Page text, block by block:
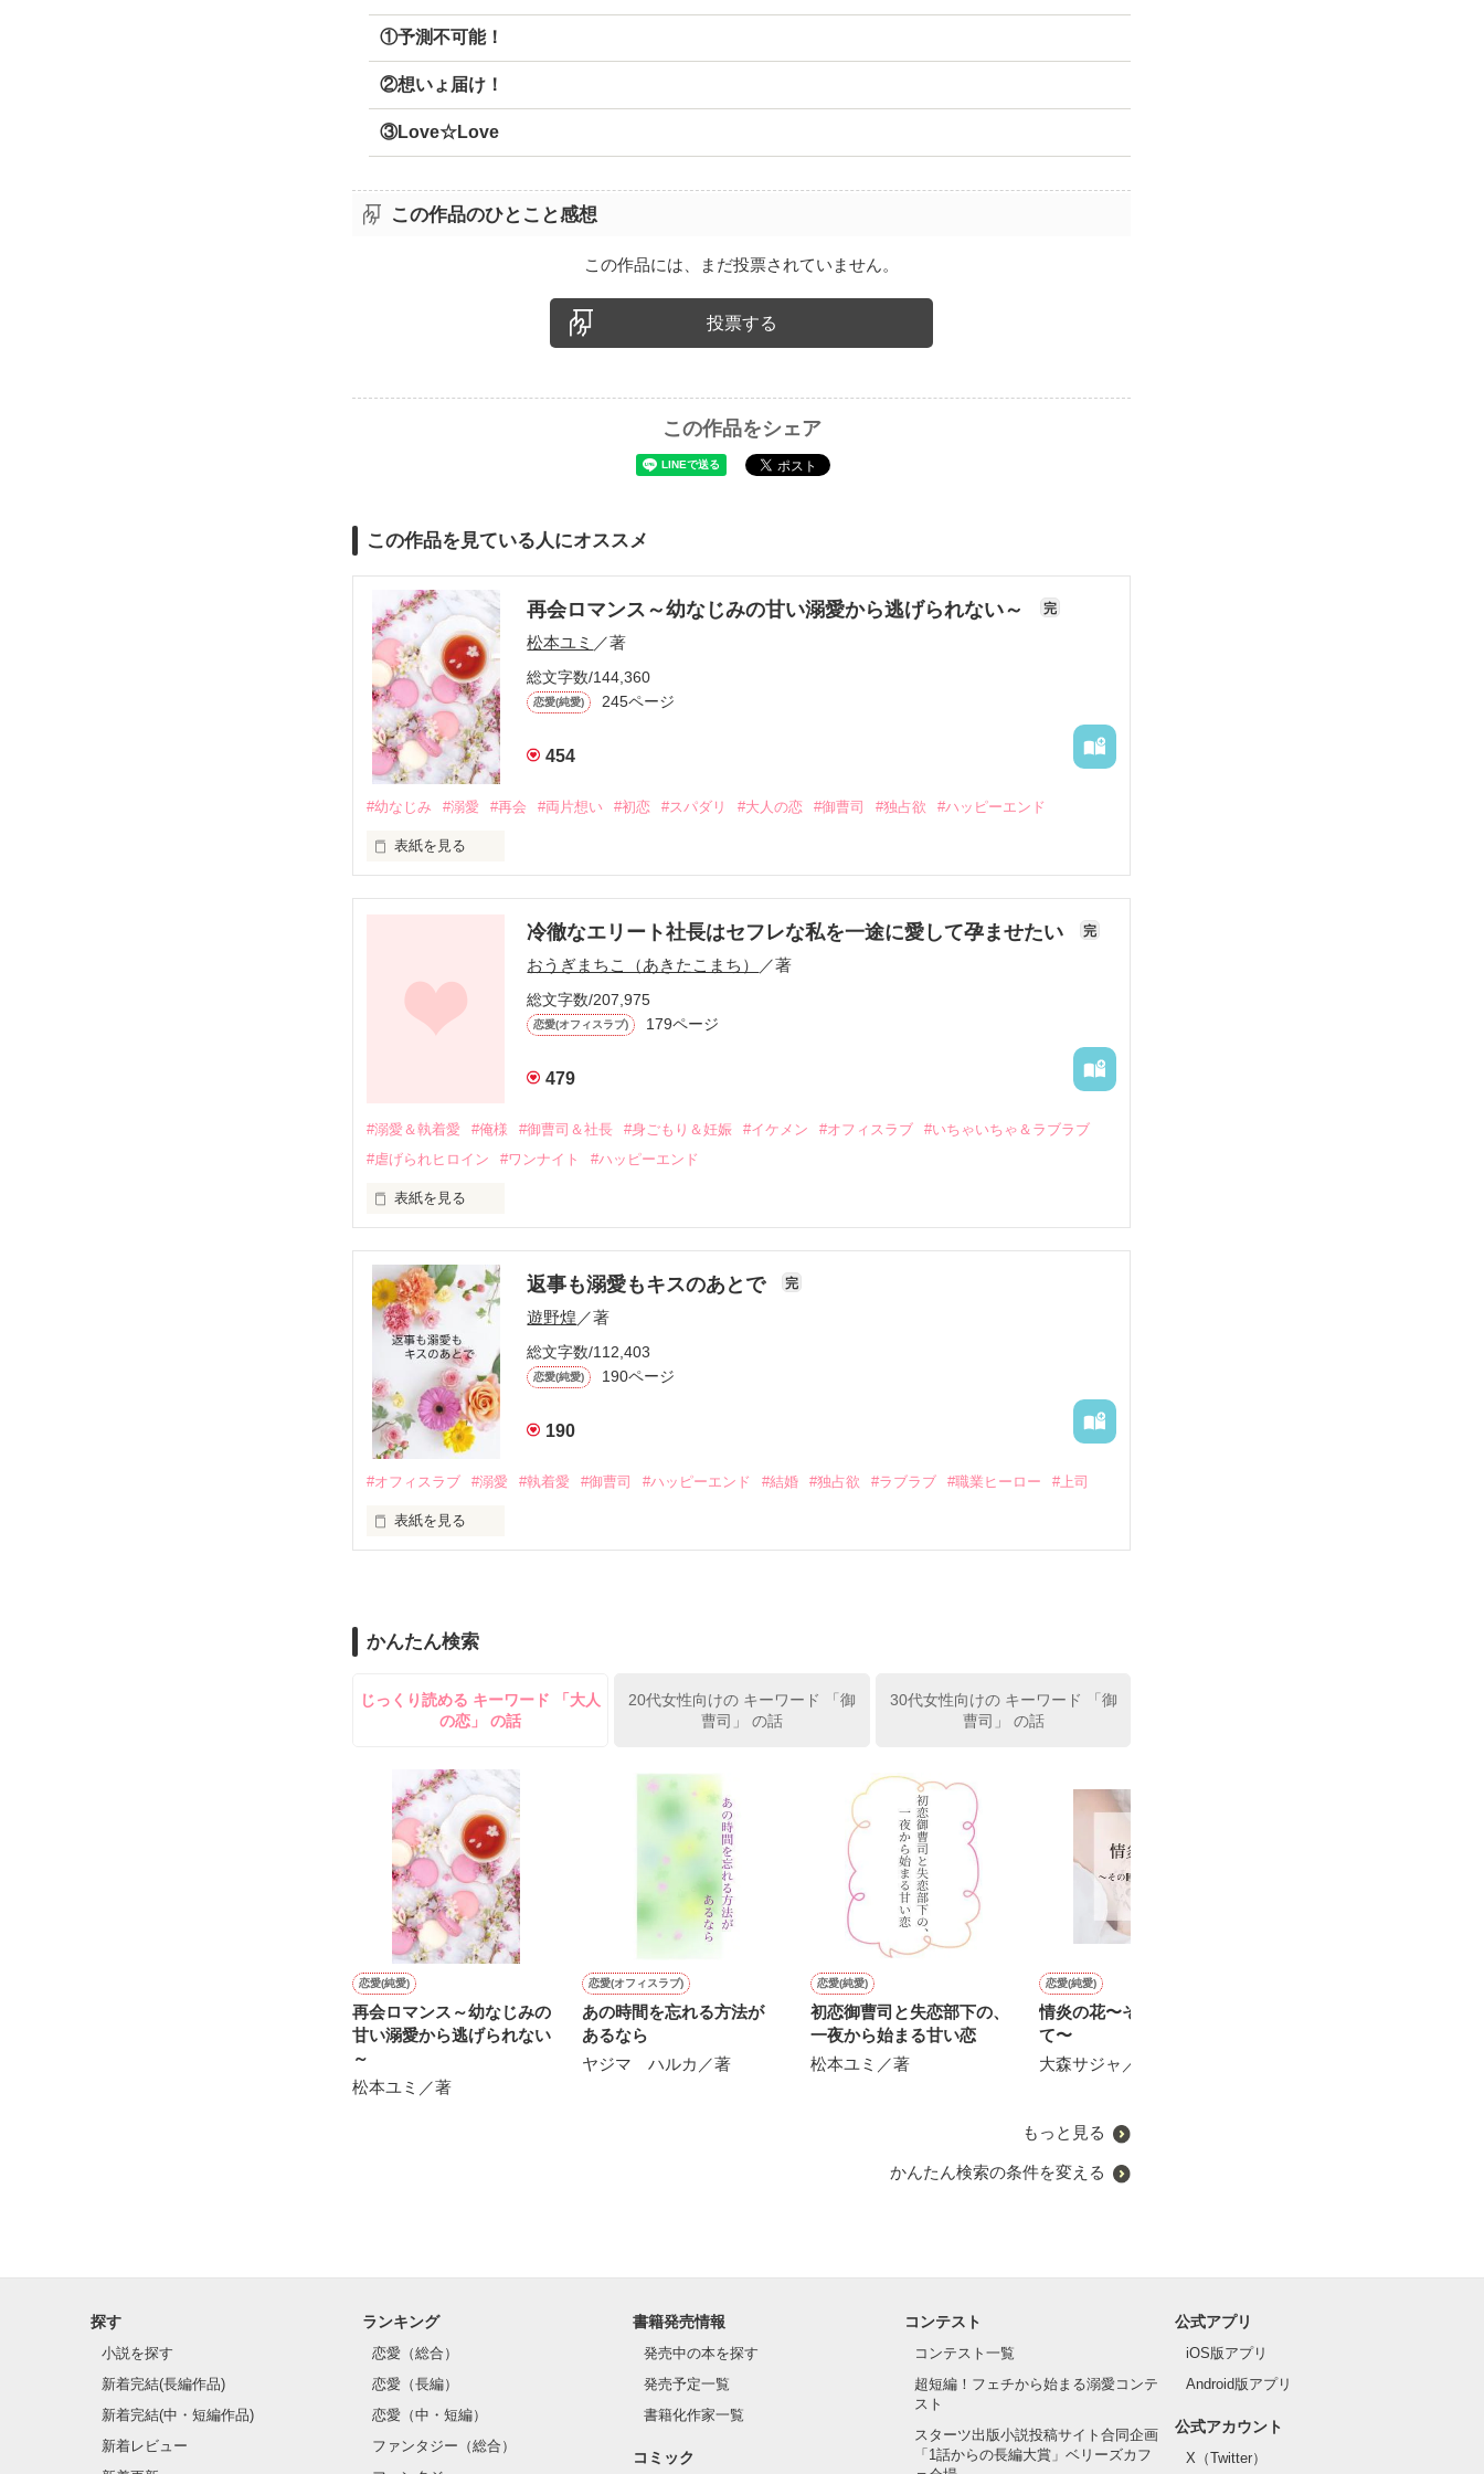
①予測不可能！
②想いょ届け！
③Love☆Love
この作品のひとこと感想
この作品には、まだ投票されていません。
投票する
この作品をシェア
この作品を見ている人にオススメ
再会ロマンス～幼なじみの甘い溺愛から逃げられない～ 完
松本ユミ ／著
総文字数/144,360
恋愛(純愛) 245ページ
454
#幼なじみ #溺愛 #再会 #両片想い #初恋 #スパダリ #大人の恋 #御曹司 #独占欲 #ハッピーエンド
表紙を見る
しかし、ある出来事をきっかけに二人の関係は壊れてしまう。
関係修復もできないまま、美桜は両親の離婚によって
引っ越すことになり、哲平とも離れ離れになった。
そして、ひょんなことから
酔った勢いで一夜を共にしてしまった。
さらに、美桜が初めてだと知った哲平は
甘やかしてくる。
そんなある日、哲平は美桜がストーカー被害に
遭っていることを知る。
美桜を守るため、哲平は同居を提案してきて――。
夏木美桜(なつきみお)
✕
鳴海哲平 (なるみてっぺい)
止まっていたはずの二人の時間が、再び動き出す。
作品を読む
冷徹なエリート社長はセフレな私を一途に愛して孕ませたい 完
おうぎまちこ（あきたこまち） ／著
総文字数/207,975
恋愛(オフィスラブ) 179ページ
479
#溺愛＆執着愛 #俺様 #御曹司＆社長 #身ごもり＆妊娠 #イケメン #オフィスラブ
#いちゃいちゃ＆ラブラブ
#虐げられヒロイン
#ワンナイト #ハッピーエンド
表紙を見る
帰国後、美桜は新しい職場でワンナイトした美青年と再会。なんと彼の正体は、とある財閥御曹司に
も関わらず、一族を離れて起業した新進気鋭の実業家、社内でも冷徹だと評判な社長――御影恭司その
人だったのだ――！
なぜか恭司から飼い猫の世話係を命じられた美桜は、猫の世話を口実にしばしば呼び出された上、二
返事も溺愛もキスのあとで 完
遊野煌 ／著
総文字数/112,403
恋愛(純愛) 190ページ
190
#オフィスラブ #溺愛 #執着愛 #御曹司 #ハッピーエンド #結婚 #独占欲 #ラブラブ #職業ヒーロー #上司
表紙を見る
雪瀬鷹哉（29）が『──俺と結婚してくれないか』といきなりプロポーズをしてきた上、同居まで提案
鷹哉『宜しくな、俺の雛子』🦅
雛子『俺の……ひぃ、雛子？！！！』🐥
シゴデキで冷徹な上司が見せる素顔は、なぜか想像以上に甘くて……🐥💓🦅
※表紙も作中使用の画像も全てフリー素材です。
※執筆期間2026.6.3〜7.20完結です。
※他サイトさんにて恋愛トレンド1位でした〜良かったら読んで頂けると嬉しいです。
かんたん検索
じっくり読める キーワード 「大人
の恋」 の話
20代女性向けの キーワード 「御
曹司」 の話
30代女性向けの キーワード 「御
曹司」 の話
恋愛(純愛)
再会ロマンス～幼なじみの
甘い溺愛から逃げられない
～
松本ユミ／著
恋愛(オフィスラブ)
あの時間を忘れる方法が
あるなら
ヤジマ ハルカ／著
恋愛(純愛)
初恋御曹司と失恋部下の、
一夜から始まる甘い恋
松本ユミ／著
恋愛(純愛)
情炎の花〜その瞳に囚われ
て〜
大森サジャ／著
もっと見る
かんたん検索の条件を変える
探す
小説を探す
新着完結(長編作品)
新着完結(中・短編作品)
新着レビュー
ランキング
恋愛（総合）
恋愛（長編）
恋愛（中・短編）
ファンタジー（総合）
書籍発売情報
発売中の本を探す
発売予定一覧
書籍化作家一覧
コミック
コンテスト
コンテスト一覧
超短編！フェチから始まる溺愛コンテ
スト
スターツ出版小説投稿サイト合同企画
「1話からの長編大賞」ベリーズカフ
公式アプリ
iOS版アプリ
Android版アプリ
公式アカウント
X（Twitter）